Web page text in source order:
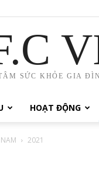
SỨC KHỎE GIA
HOẠT ĐỘNG
2021